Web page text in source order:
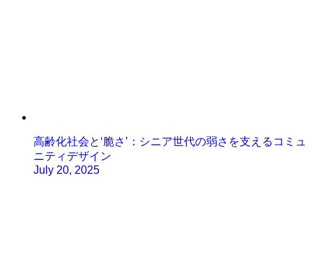
高齢化社会と‘脆さ’：シニア世代の弱さを支えるコミュ
ニティデザイン
July 20, 2025